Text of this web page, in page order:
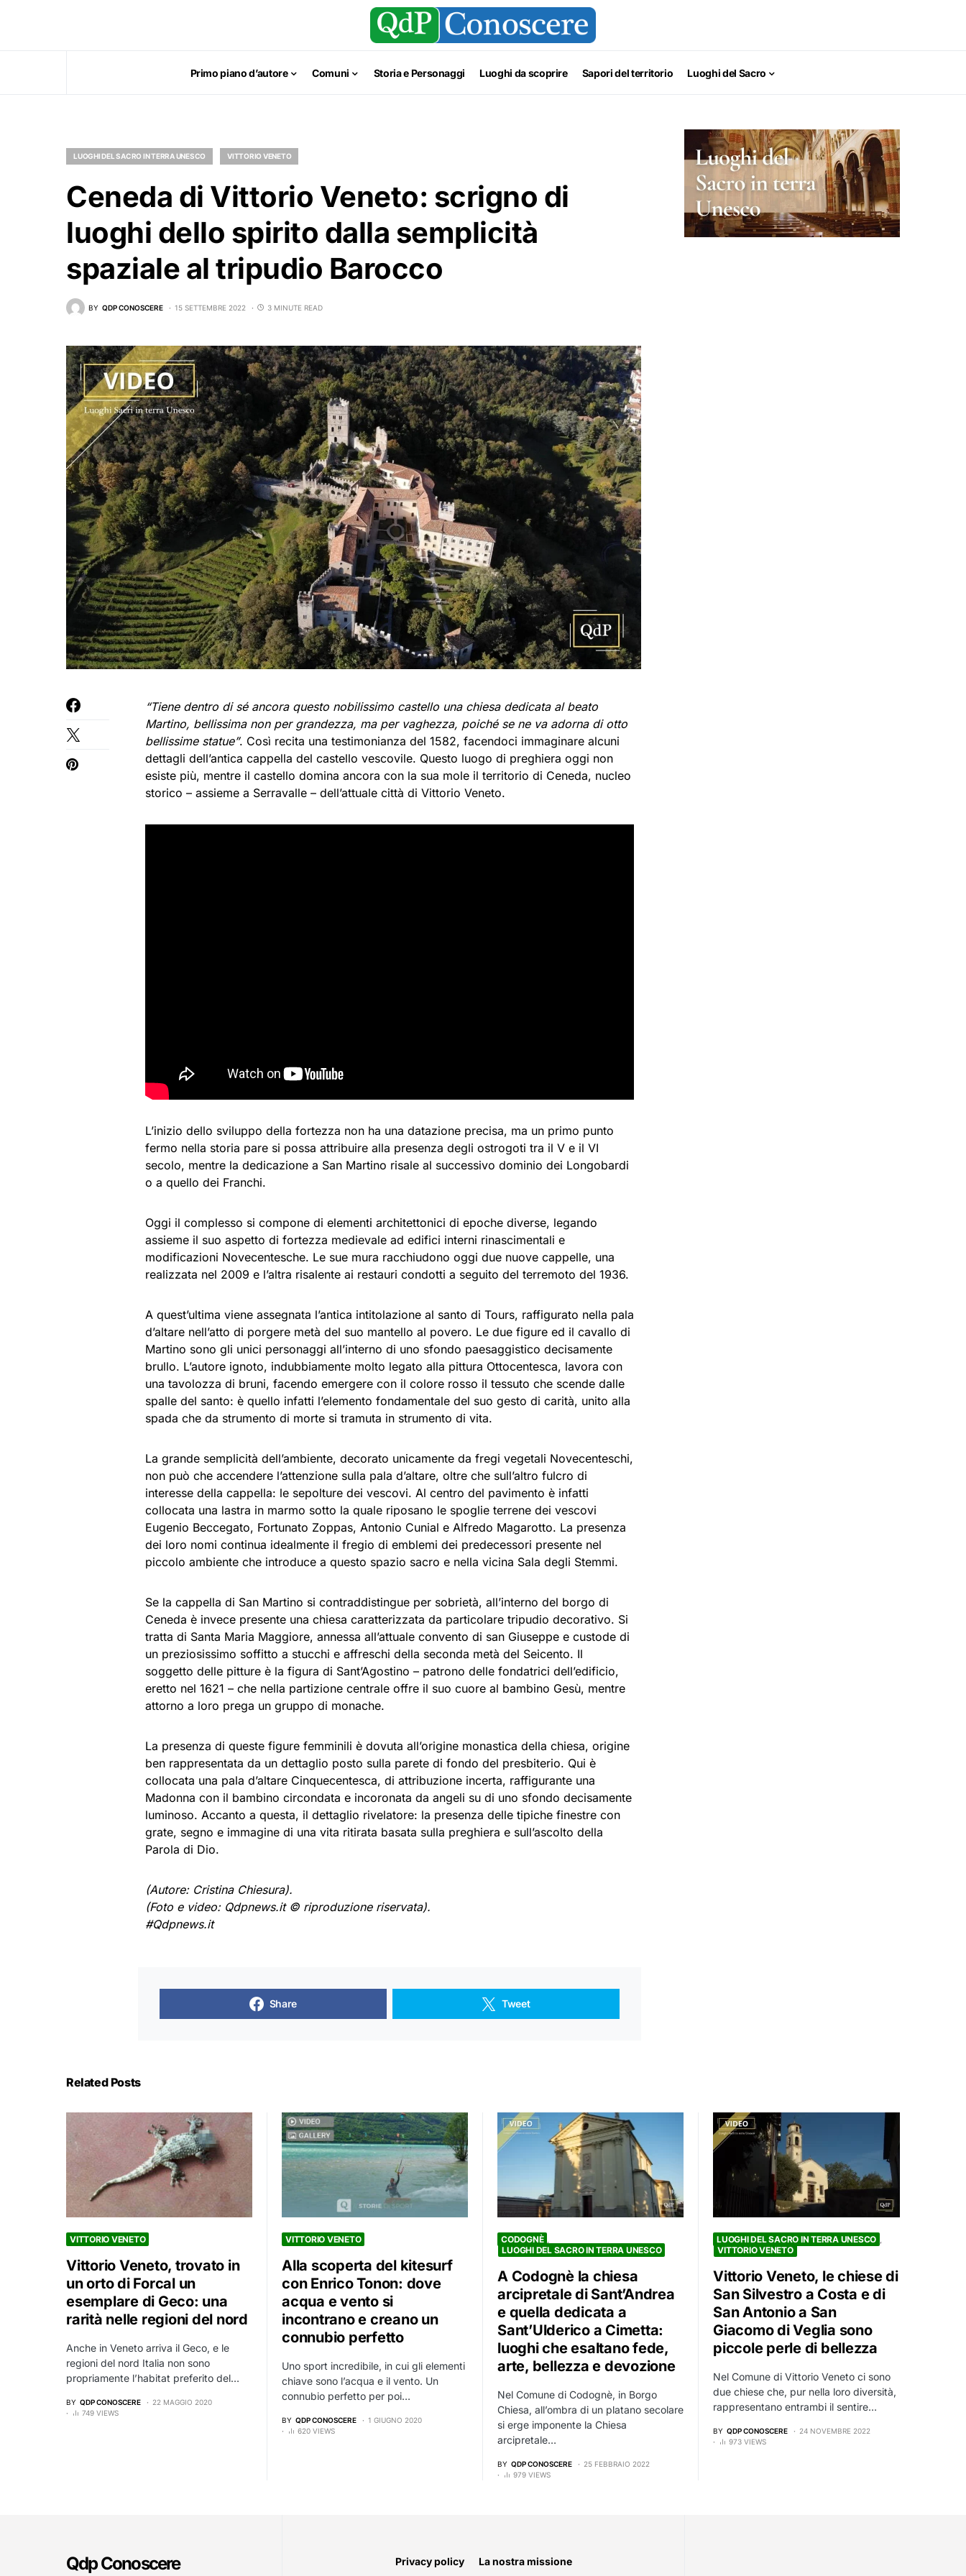
Primo piano d’autore Comuni Storia e Personaggi Luoghi da scoprire Sapori del territorio Luoghi del Sacro
LUOGHI DEL SACRO IN TERRA UNESCO VITTORIO VENETO
Ceneda di Vittorio Veneto: scrigno di
luoghi dello spirito dalla semplicità
spaziale al tripudio Barocco
BY QDP CONOSCERE 15 SETTEMBRE 2022 3 MINUTE READ
“Tiene dentro di sé ancora questo nobilissimo castello una chiesa dedicata al beato
Martino, bellissima non per grandezza, ma per vaghezza, poiché se ne va adorna di otto
bellissime statue”. Così recita una testimonianza del 1582, facendoci immaginare alcuni
dettagli dell’antica cappella del castello vescovile. Questo luogo di preghiera oggi non
esiste più, mentre il castello domina ancora con la sua mole il territorio di Ceneda, nucleo
storico – assieme a Serravalle – dell’attuale città di Vittorio Veneto.
L’inizio dello sviluppo della fortezza non ha una datazione precisa, ma un primo punto
fermo nella storia pare si possa attribuire alla presenza degli ostrogoti tra il V e il VI
secolo, mentre la dedicazione a San Martino risale al successivo dominio dei Longobardi
o a quello dei Franchi.
Oggi il complesso si compone di elementi architettonici di epoche diverse, legando
assieme il suo aspetto di fortezza medievale ad edifici interni rinascimentali e
modificazioni Novecentesche. Le sue mura racchiudono oggi due nuove cappelle, una
realizzata nel 2009 e l’altra risalente ai restauri condotti a seguito del terremoto del 1936.
A quest’ultima viene assegnata l’antica intitolazione al santo di Tours, raffigurato nella pala
d’altare nell’atto di porgere metà del suo mantello al povero. Le due figure ed il cavallo di
Martino sono gli unici personaggi all’interno di uno sfondo paesaggistico decisamente
brullo. L’autore ignoto, indubbiamente molto legato alla pittura Ottocentesca, lavora con
una tavolozza di bruni, facendo emergere con il colore rosso il tessuto che scende dalle
spalle del santo: è quello infatti l’elemento fondamentale del suo gesto di carità, unito alla
spada che da strumento di morte si tramuta in strumento di vita.
La grande semplicità dell’ambiente, decorato unicamente da fregi vegetali Novecenteschi,
non può che accendere l’attenzione sulla pala d’altare, oltre che sull’altro fulcro di
interesse della cappella: le sepolture dei vescovi. Al centro del pavimento è infatti
collocata una lastra in marmo sotto la quale riposano le spoglie terrene dei vescovi
Eugenio Beccegato, Fortunato Zoppas, Antonio Cunial e Alfredo Magarotto. La presenza
dei loro nomi continua idealmente il fregio di emblemi dei predecessori presente nel
piccolo ambiente che introduce a questo spazio sacro e nella vicina Sala degli Stemmi.
Se la cappella di San Martino si contraddistingue per sobrietà, all’interno del borgo di
Ceneda è invece presente una chiesa caratterizzata da particolare tripudio decorativo. Si
tratta di Santa Maria Maggiore, annessa all’attuale convento di san Giuseppe e custode di
un preziosissimo soffitto a stucchi e affreschi della seconda metà del Seicento. Il
soggetto delle pitture è la figura di Sant’Agostino – patrono delle fondatrici dell’edificio,
eretto nel 1621 – che nella partizione centrale offre il suo cuore al bambino Gesù, mentre
attorno a loro prega un gruppo di monache.
La presenza di queste figure femminili è dovuta all’origine monastica della chiesa, origine
ben rappresentata da un dettaglio posto sulla parete di fondo del presbiterio. Qui è
collocata una pala d’altare Cinquecentesca, di attribuzione incerta, raffigurante una
Madonna con il bambino circondata e incoronata da angeli su di uno sfondo decisamente
luminoso. Accanto a questa, il dettaglio rivelatore: la presenza delle tipiche finestre con
grate, segno e immagine di una vita ritirata basata sulla preghiera e sull’ascolto della
Parola di Dio.
(Autore: Cristina Chiesura).
(Foto e video: Qdpnews.it © riproduzione riservata).
#Qdpnews.it
Share Tweet
Related Posts
VITTORIO VENETO
Vittorio Veneto, trovato in
un orto di Forcal un
esemplare di Geco: una
rarità nelle regioni del nord
Anche in Veneto arriva il Geco, e le
regioni del nord Italia non sono
propriamente l’habitat preferito del…
BY QDP CONOSCERE
22 MAGGIO 2020
749 VIEWS
VITTORIO VENETO
Alla scoperta del kitesurf
con Enrico Tonon: dove
acqua e vento si
incontrano e creano un
connubio perfetto
Uno sport incredibile, in cui gli elementi
chiave sono l’acqua e il vento. Un
connubio perfetto per poi…
BY QDP CONOSCERE
1 GIUGNO 2020
620 VIEWS
CODOGNÈ
LUOGHI DEL SACRO IN TERRA UNESCO
A Codognè la chiesa
arcipretale di Sant’Andrea
e quella dedicata a
Sant’Ulderico a Cimetta:
luoghi che esaltano fede,
arte, bellezza e devozione
Nel Comune di Codognè, in Borgo
Chiesa, all’ombra di un platano secolare
si erge imponente la Chiesa
arcipretale…
BY QDP CONOSCERE
25 FEBBRAIO 2022
979 VIEWS
LUOGHI DEL SACRO IN TERRA UNESCO
VITTORIO VENETO
Vittorio Veneto, le chiese di
San Silvestro a Costa e di
San Antonio a San
Giacomo di Veglia sono
piccole perle di bellezza
Nel Comune di Vittorio Veneto ci sono
due chiese che, pur nella loro diversità,
rappresentano entrambi il sentire…
BY QDP CONOSCERE
24 NOVEMBRE 2022
973 VIEWS
Qdp Conoscere Privacy policy La nostra missione